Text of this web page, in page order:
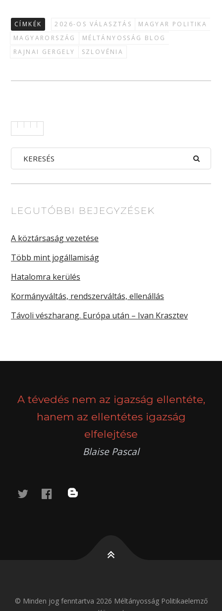
CÍMKÉK 2026-OS VÁLASZTÁS
MAGYAR POLITIKA
MAGYARORSZÁG
MÉLTÁNYOSSÁG BLOG
RAJNAI GERGELY
SZLOVÉNIA
LEGUTÓBBI BEJEGYZÉSEK
A köztársaság vezetése
Több mint jogállamiság
Hatalomra kerülés
Kormányváltás, rendszerváltás, ellenállás
Távoli vészharang. Európa után – Ivan Krasztev
A tévedés nem az igazság ellentéte,
hanem az ellentétes igazság
elfelejtése
Blaise Pascal
twitterfacebook
blog
© Minden jog fenntartva 2026 Méltányosság Politikaelemző